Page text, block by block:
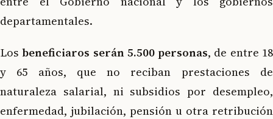
departamentales.
Losbeneficiaros serán 5.500 personas, de entre 18
y 65 años, que no reciban prestaciones de
naturaleza salarial, ni subsidios por desempleo,
enfermedad, jubilación, pensión u otra retribución